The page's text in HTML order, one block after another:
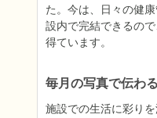
た。今は、日々の健
設内で完結できるの
得ています。
毎月の写真で伝わ
施設での生活に彩り